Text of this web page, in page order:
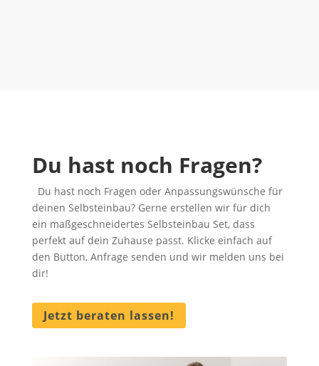
Du hast noch Fragen?
Du hast noch Fragen oder Anpassungswünsche für
deinen Selbsteinbau? Gerne erstellen wir für dich
ein maßgeschneidertes Selbsteinbau Set, dass
perfekt auf dein Zuhause passt. Klicke einfach auf
den Button, Anfrage senden und wir melden uns bei
dir!
Jetzt beraten lassen!